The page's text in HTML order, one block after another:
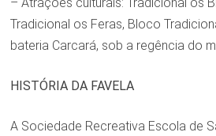
Tradicional os Feras, Bloco
bateria Carcará, sob a regência do
HISTÓRIA DA FAVELA
A Sociedade Recreativa Escola de